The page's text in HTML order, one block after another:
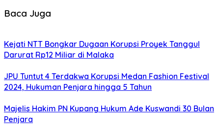
Baca Juga
Kejati NTT Bongkar Dugaan Korupsi Proyek Tanggul
Darurat Rp12 Miliar di Malaka
JPU Tuntut 4 Terdakwa Korupsi Medan Fashion Festival
2024, Hukuman Penjara hingga 5 Tahun
Majelis Hakim PN Kupang Hukum Ade Kuswandi 30 Bulan
Penjara